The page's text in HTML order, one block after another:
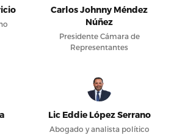
Carlos Johnny Méndez
Núñez
Presidente Cámara de
Representantes
Lic Eddie López Serrano
Abogado y analista político